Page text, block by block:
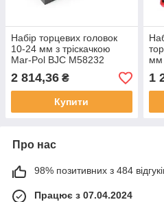
Набір торцевих головок
10-24 мм з тріскачкою
Mar-Pol BJC M58232
2 814,36 ₴
Купити
мм
1
Про нас
98% позитивних з 484
Працює з 07.04.2024